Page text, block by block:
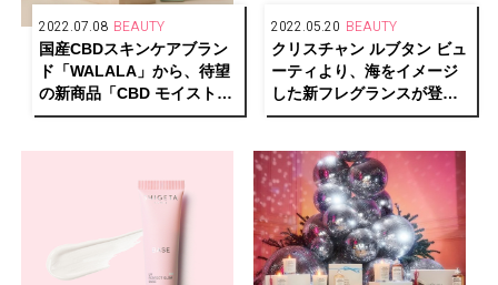
2022.07.08 BEAUTY
国産CBDスキンケアブラン
ド「WALALA」から、待望
の新商品「CBD モイストリ
ペア ローション」が登場
2022.05.20 BEAUTY
クリスチャン ルブタン ビュ
ーティより、海をイメージ
した新フレグランスが登
場！「ルビマール オードゥ
売